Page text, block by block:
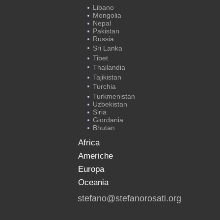
Libano
Mongolia
Nepal
Pakistan
Russia
Sri Lanka
Tibet
Thailandia
Tajikistan
Turchia
Turkmenistan
Uzbekistan
Siria
Giordania
Bhutan
Africa
Americhe
Europa
Oceania
stefano@stefanorosati.org